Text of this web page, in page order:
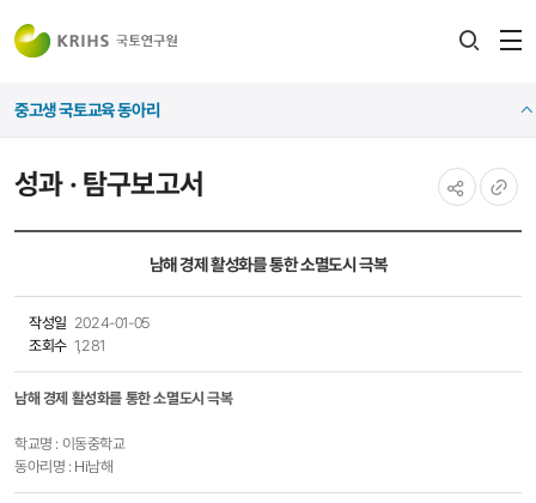
성과 · 탐구보고서
중고생 국토교육 동아리
남해 경제 활성화를 통한 소멸도시 극복
작성일 2024-01-05
조회수 1,281
남해 경제 활성화를 통한 소멸도시 극복
학교명 : 이동중학교
동아리명 : Hi남해